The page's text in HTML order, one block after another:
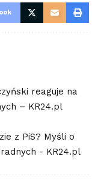
reaguje na
– KR24.pl
z PiS? Myśli o
- KR24.pl